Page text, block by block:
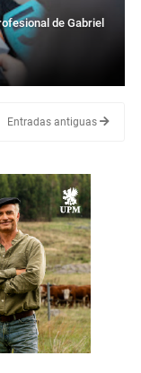
de Gabriel
Entradas antiguas